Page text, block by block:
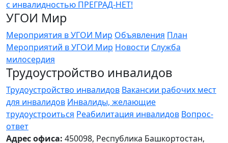
УГОИ Мир
Мероприятия в УГОИ Мир Объявления План
Мероприятий в УГОИ Мир Новости Служба
милосердия
Трудоустройство инвалидов
Трудоустройство инвалидов Вакансии рабочих мест
для инвалидов Инвалиды, желающие
трудоустроиться Реабилитация инвалидов Вопрос-
ответ
Адрес офиса: 450098, Республика Башкортостан,